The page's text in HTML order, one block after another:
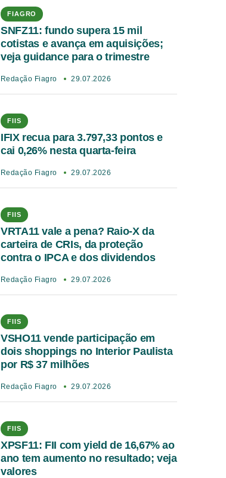
FIAGRO
SNFZ11: fundo supera 15 mil
cotistas e avança em aquisições;
veja guidance para o trimestre
Redação Fiagro 29.07.2026
FIIS
IFIX recua para 3.797,33 pontos e
cai 0,26% nesta quarta-feira
Redação Fiagro 29.07.2026
FIIS
VRTA11 vale a pena? Raio-X da
carteira de CRIs, da proteção
contra o IPCA e dos dividendos
Redação Fiagro 29.07.2026
FIIS
VSHO11 vende participação em
dois shoppings no Interior Paulista
por R$ 37 milhões
Redação Fiagro 29.07.2026
FIIS
XPSF11: FII com yield de 16,67% ao
ano tem aumento no resultado; veja
valores